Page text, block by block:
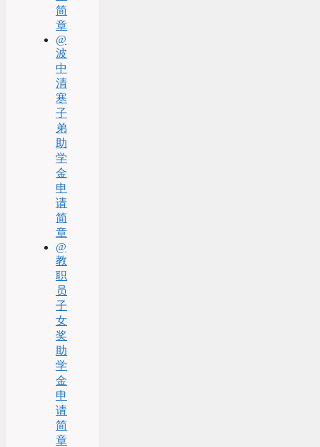
简
章
@
波
中
清
寒
子
弟
助
学
金
申
请
简
章
@
教
职
员
子
女
奖
助
学
金
申
请
简
章